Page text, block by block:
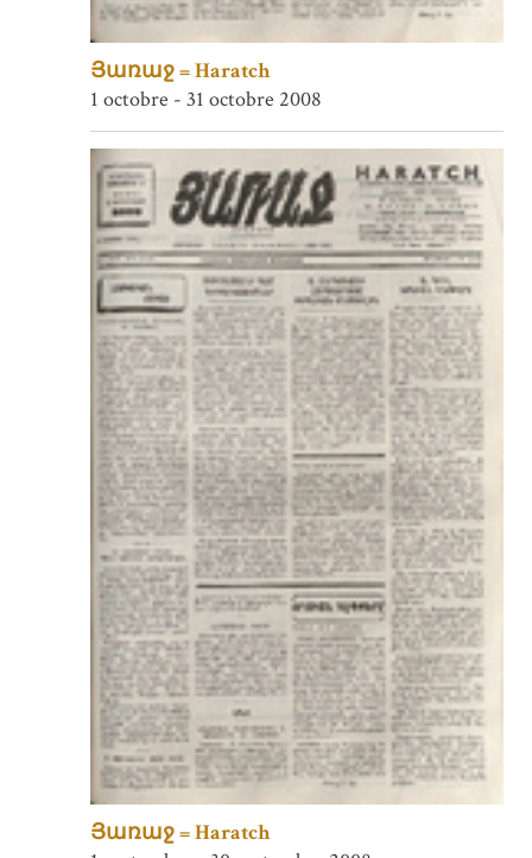
Յառաջ = Haratch
1 octobre - 31 octobre 2008
Յառաջ = Haratch